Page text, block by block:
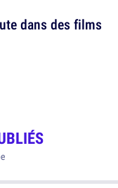
dans des films